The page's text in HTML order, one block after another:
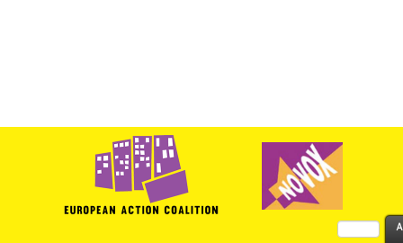
Rechercher :